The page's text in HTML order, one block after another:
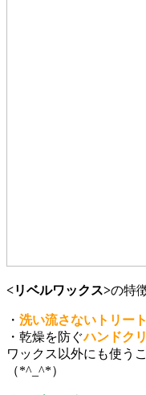
<リベルワックス>の特
・ 洗い流さないトリー
・乾燥を防ぐハンドク
ワックス以外にも使う
（*^_^*）